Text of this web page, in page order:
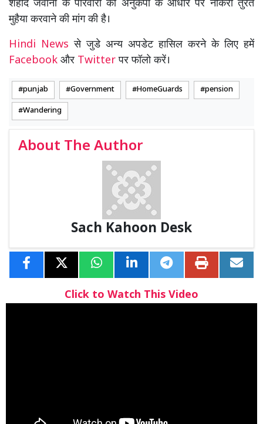
शहीद जवानों के परिवारों को अनुकंपा के आधार पर नौकरी तुरंत
मुहैया करवाने की मांग की है।
Hindi Newsसे जुडे अन्य अपडेट हासिल करने के लिए हमें
Facebook और Twitterपर फॉलो करें।
punjab Government HomeGuards pension
Wandering
About The Author
Sach Kahoon Desk
Click to Watch This Video